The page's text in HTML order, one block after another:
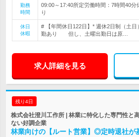
勤務
時間
09:00～17:40所定労働時間：7時間40分
り
休日
休暇
# 【年間休日122日】* 週休2日制（土
勤あり 但し、土曜出勤日は原…
求人詳細を見る
残り4日
株式会社澄川工作所 | 林業に特化した専門性と
ない好調企業
林業向けの【ルート営業】◎定時退社が